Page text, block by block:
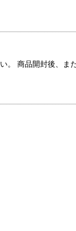
。 商品開封後、ま